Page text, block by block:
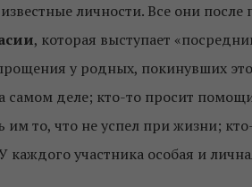
личности. Все они после
, которая выступает
у родных, покинувших
самом деле; кто-то просит
то, что не успел при жизни;
каждого участника особая и